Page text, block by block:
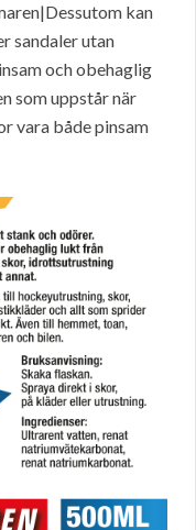
kan
sandaler utan
och obehaglig
som uppstår när
vara både pinsam